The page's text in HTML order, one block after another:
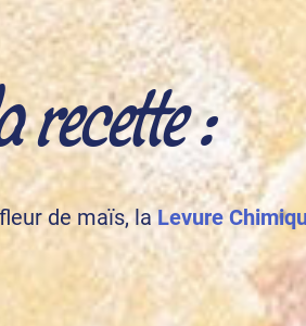
:
de maïs, laLevure